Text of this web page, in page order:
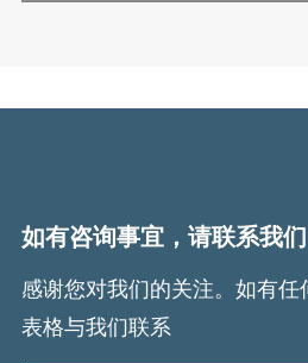
如有咨询事宜，请联系我们
感谢您对我们的关注。如有
表格与我们联系